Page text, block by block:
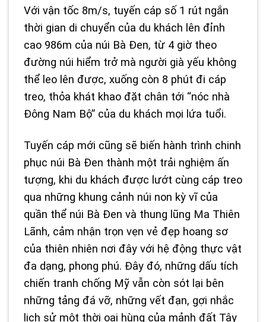
Với vận tốc 8m/s, tuyến cáp số 1 rút ngắn
thời gian di chuyển của du khách lên đỉnh
cao 986m của núi Bà Đen, từ 4 giờ theo
đường núi hiểm trở mà người già yếu không
thể leo lên được, xuống còn 8 phút đi cáp
treo, thỏa khát khao đặt chân tới “nóc nhà
Đông Nam Bộ” của du khách mọi lứa tuổi.
Tuyến cáp mới cũng sẽ biến hành trình chinh
phục núi Bà Đen thành một trải nghiệm ấn
tượng, khi du khách được lướt cùng cáp treo
qua những khung cảnh núi non kỳ vĩ của
quần thể núi Bà Đen và thung lũng Ma Thiên
Lãnh, cảm nhận trọn vẹn vẻ đẹp hoang sơ
của thiên nhiên nơi đây với hệ động thực vật
đa dạng, phong phú. Đây đó, những dấu tích
chiến tranh chống Mỹ vẫn còn sót lại bên
những tảng đá vỡ, những vết đạn, gợi nhắc
lịch sử một thời oai hùng của mảnh đất Tây